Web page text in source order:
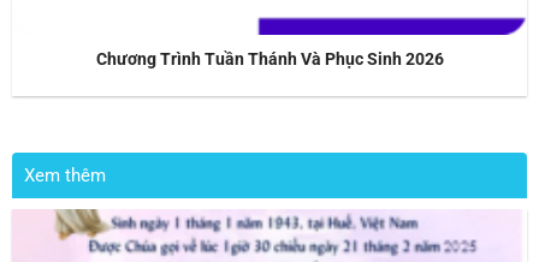
Chương Trình Tuần Thánh Và Phục Sinh 2026
Xem thêm